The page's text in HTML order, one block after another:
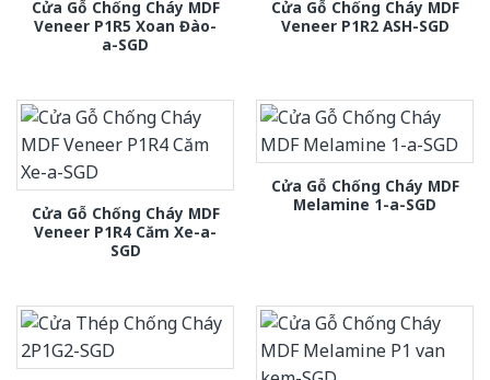
Cửa Gỗ Chống Cháy MDF
Veneer P1R5 Xoan Đào-
a-SGD
Cửa Gỗ Chống Cháy MDF
Veneer P1R2 ASH-SGD
Cửa Gỗ Chống Cháy MDF
Veneer P1R4 Căm Xe-a-
SGD
Cửa Gỗ Chống Cháy MDF
Melamine 1-a-SGD